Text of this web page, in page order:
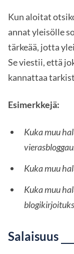
Kun aloitat
annat yleisölle
tärkeää, jotta
Se viestii, että
kannattaa
Esimerkkejä:
Kuka muu
Kuka muu
Kuka muu
Salaisuus